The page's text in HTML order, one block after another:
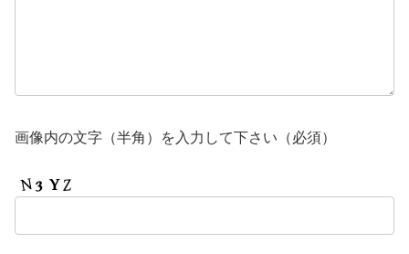
画像内の文字（半角）を入力して下さい（必須）